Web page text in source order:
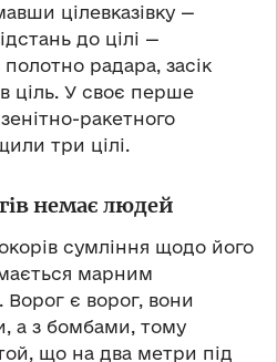
цілевказівку —
до цілі —
радара, засік
ціль. У своє перше
ракетного
три цілі.
немає людей
сумління щодо його
марним
Ворог є ворог, вони
а з бомбами, тому
що на два метри під